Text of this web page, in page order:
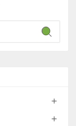

